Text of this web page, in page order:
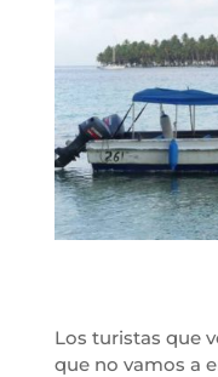
Los turistas que
que no vamos a